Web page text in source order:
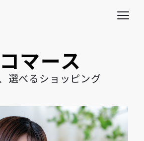
覧
マース
選べるショッピング